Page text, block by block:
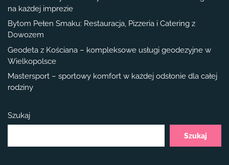
na każdej imprezie
Bytom Pełen Smaku: Restauracja, Pizzeria i Catering z
Dowozem
Geodeta z Kościana – kompleksowe usługi geodezyjne w
Wielkopolsce
Mastersport – sportowy komfort w każdej odsłonie dla całej
rodziny
Szukaj
Szukaj